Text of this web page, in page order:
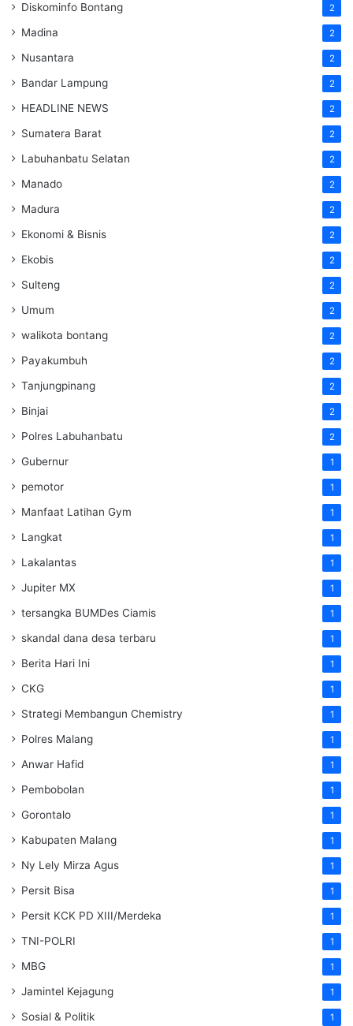
Diskominfo Bontang 2
Madina 2
Nusantara 2
Bandar Lampung 2
HEADLINE NEWS 2
Sumatera Barat 2
Labuhanbatu Selatan 2
Manado 2
Madura 2
Ekonomi & Bisnis 2
Ekobis 2
Sulteng 2
Umum 2
walikota bontang 2
Payakumbuh 2
Tanjungpinang 2
Binjai 2
Polres Labuhanbatu 2
Gubernur 1
pemotor 1
Manfaat Latihan Gym 1
Langkat 1
Lakalantas 1
Jupiter MX 1
tersangka BUMDes Ciamis 1
skandal dana desa terbaru 1
Berita Hari Ini 1
CKG 1
Strategi Membangun Chemistry 1
Polres Malang 1
Anwar Hafid 1
Pembobolan 1
Gorontalo 1
Kabupaten Malang 1
Ny Lely Mirza Agus 1
Persit Bisa 1
Persit KCK PD XIII/Merdeka 1
TNI-POLRI 1
MBG 1
Jamintel Kejagung 1
Sosial & Politik 1